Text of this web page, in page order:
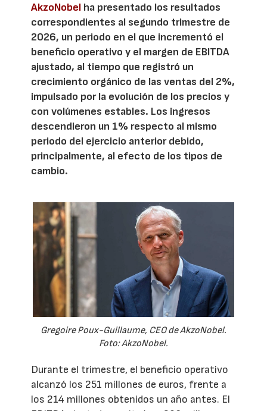
AkzoNobel ha presentado los resultados
correspondientes al segundo trimestre de
2026, un periodo en el que incrementó el
beneficio operativo y el margen de EBITDA
ajustado, al tiempo que registró un
crecimiento orgánico de las ventas del 2%,
impulsado por la evolución de los precios y
con volúmenes estables. Los ingresos
descendieron un 1% respecto al mismo
periodo del ejercicio anterior debido,
principalmente, al efecto de los tipos de
cambio.
Gregoire Poux-Guillaume, CEO de AkzoNobel.
Foto: AkzoNobel.
Durante el trimestre, el beneficio operativo
alcanzó los 251 millones de euros, frente a
los 214 millones obtenidos un año antes. El